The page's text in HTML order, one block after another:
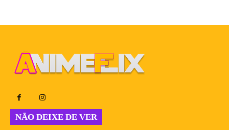
NÃO DEIXE DE VER